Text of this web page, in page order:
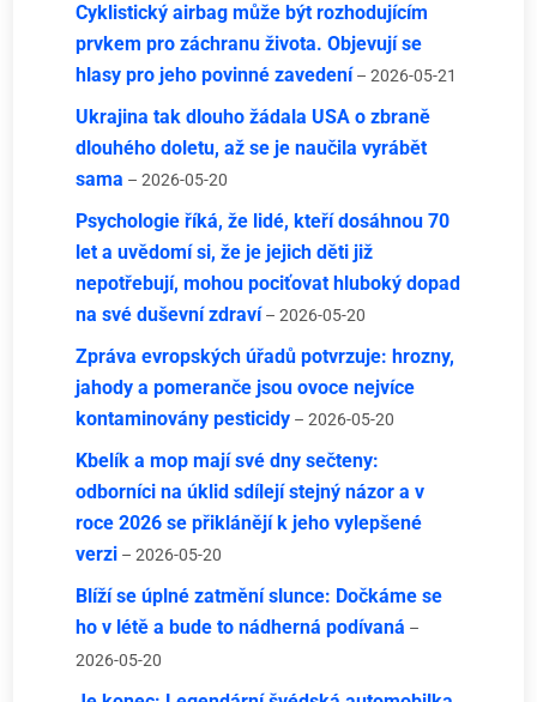
Cyklistický airbag může být rozhodujícím
prvkem pro záchranu života. Objevují se
hlasy pro jeho povinné zavedení – 2026-05-21
Ukrajina tak dlouho žádala USA o zbraně
dlouhého doletu, až se je naučila vyrábět
sama – 2026-05-20
Psychologie říká, že lidé, kteří dosáhnou 70
let a uvědomí si, že je jejich děti již
nepotřebují, mohou pociťovat hluboký dopad
na své duševní zdraví – 2026-05-20
Zpráva evropských úřadů potvrzuje: hrozny,
jahody a pomeranče jsou ovoce nejvíce
kontaminovány pesticidy – 2026-05-20
Kbelík a mop mají své dny sečteny:
odborníci na úklid sdílejí stejný názor a v
roce 2026 se přiklánějí k jeho vylepšené
verzi – 2026-05-20
Blíží se úplné zatmění slunce: Dočkáme se
ho v létě a bude to nádherná podívaná –
2026-05-20